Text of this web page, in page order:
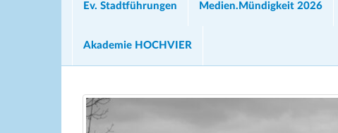
Ev. Stadtführungen Medien.Mündigkeit 2026
Akademie HOCHVIER